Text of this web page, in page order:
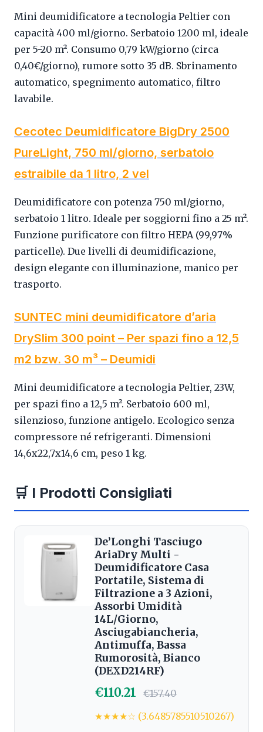
Mini deumidificatore a tecnologia Peltier con
capacità 400 ml/giorno. Serbatoio 1200 ml, ideale
per 5-20 m². Consumo 0,79 kW/giorno (circa
0,40€/giorno), rumore sotto 35 dB. Sbrinamento
automatico, spegnimento automatico, filtro
lavabile.
Cecotec Deumidificatore BigDry 2500
PureLight, 750 ml/giorno, serbatoio
estraibile da 1 litro, 2 vel
Deumidificatore con potenza 750 ml/giorno,
serbatoio 1 litro. Ideale per soggiorni fino a 25 m².
Funzione purificatore con filtro HEPA (99,97%
particelle). Due livelli di deumidificazione,
design elegante con illuminazione, manico per
trasporto.
SUNTEC mini deumidificatore d’aria
DrySlim 300 point – Per spazi fino a 12,5
m2 bzw. 30 m³ – Deumidi
Mini deumidificatore a tecnologia Peltier, 23W,
per spazi fino a 12,5 m². Serbatoio 600 ml,
silenzioso, funzione antigelo. Ecologico senza
compressore né refrigeranti. Dimensioni
14,6x22,7x14,6 cm, peso 1 kg.
🛒 I Prodotti Consigliati
De’Longhi Tasciugo
AriaDry Multi -
Deumidificatore Casa
Portatile, Sistema di
Filtrazione a 3 Azioni,
Assorbi Umidità
14L/Giorno,
Asciugabiancheria,
Antimuffa, Bassa
Rumorosità, Bianco
(DEXD214RF)
€110.21
€157.40
★★★★☆ (3.6485785510510267)